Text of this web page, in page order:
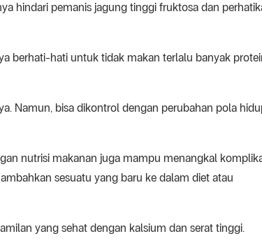
hindari pemanis jagung tinggi fruktosa dan
berhati-hati untuk tidak makan terlalu banyak
Namun, bisa dikontrol dengan perubahan pola
nutrisi makanan juga mampu menangkal
sesuatu yang baru ke dalam diet atau
yang sehat dengan kalsium dan serat tinggi.